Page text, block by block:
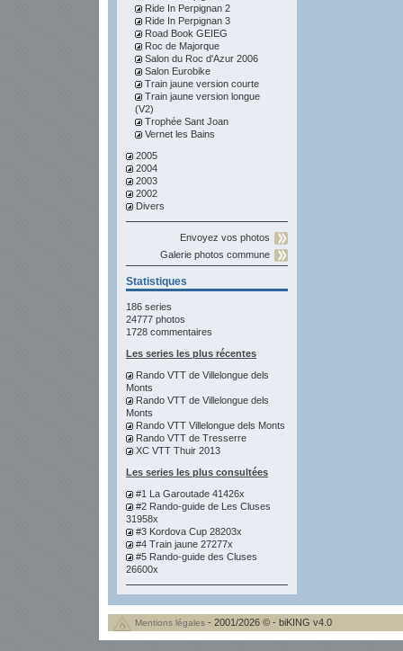
Ride In Perpignan 2
Ride In Perpignan 3
Road Book GEIEG
Roc de Majorque
Salon du Roc d'Azur 2006
Salon Eurobike
Train jaune version courte
Train jaune version longue
(V2)
Trophée Sant Joan
Vernet les Bains
2005
2004
2003
2002
Divers
Envoyez vos photos
Galerie photos commune
Statistiques
186 series
24777 photos
1728 commentaires
Les series les plus récentes
Rando VTT de Villelongue dels
Monts
Rando VTT de Villelongue dels
Monts
Rando VTT Villelongue dels Monts
Rando VTT de Tresserre
XC VTT Thuir 2013
Les series les plus consultées
#1 La Garoutade 41426x
#2 Rando-guide de Les Cluses
31958x
#3 Kordova Cup 28203x
#4 Train jaune 27277x
#5 Rando-guide des Cluses
26600x
Mentions légales - 2001/2026 © - biKING v4.0